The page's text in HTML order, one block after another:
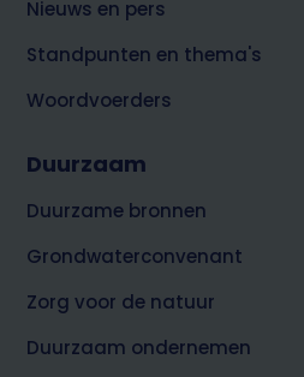
Nieuws en pers
Standpunten en thema's
Woordvoerders
Duurzaam
Duurzame bronnen
Grondwaterconvenant
Zorg voor de natuur
Duurzaam ondernemen